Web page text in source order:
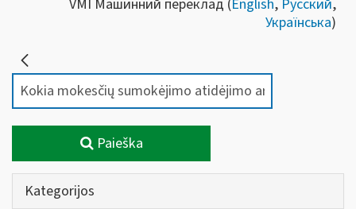
VMI Машинний переклад (English, Русский,
Українська)
Paieška
Kategorijos